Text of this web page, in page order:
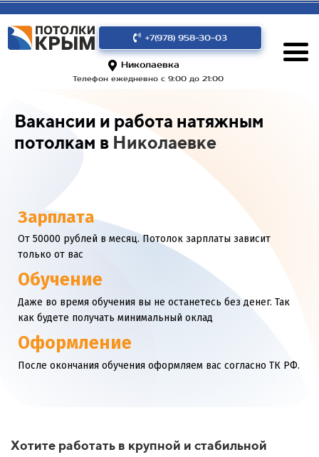
+7(978) 958-30-03
Николаевка
Телефон ежедневно с 9:00 до 21:00
Вакансии и работа натяжным
потолкам в Николаевке
Зарплата
От 50000 рублей в месяц. Потолок зарплаты зависит
только от вас
Обучение
Даже во время обучения вы не останетесь без денег. Так
как будете получать минимальный оклад
Оформление
После окончания обучения оформляем вас согласно ТК РФ.
Хотите работать в крупной и стабильной